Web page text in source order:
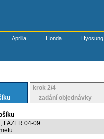
Aprilia Honda Hyosung
krok 2/4
zadání objednávky
FAZER 04-09